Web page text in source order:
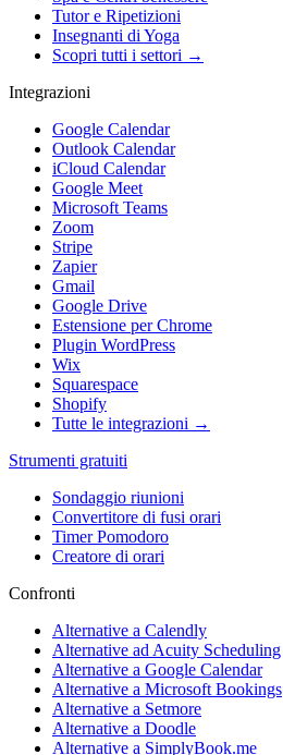
Tutor e Ripetizioni
Insegnanti di Yoga
Scopri tutti i settori →
Integrazioni
Google Calendar
Outlook Calendar
iCloud Calendar
Google Meet
Microsoft Teams
Zoom
Stripe
Zapier
Gmail
Google Drive
Estensione per Chrome
Plugin WordPress
Wix
Squarespace
Shopify
Tutte le integrazioni →
Strumenti gratuiti
Sondaggio riunioni
Convertitore di fusi orari
Timer Pomodoro
Creatore di orari
Confronti
Alternative a Calendly
Alternative ad Acuity Scheduling
Alternative a Google Calendar
Alternative a Microsoft Bookings
Alternative a Setmore
Alternative a Doodle
Alternative a SimplyBook.me